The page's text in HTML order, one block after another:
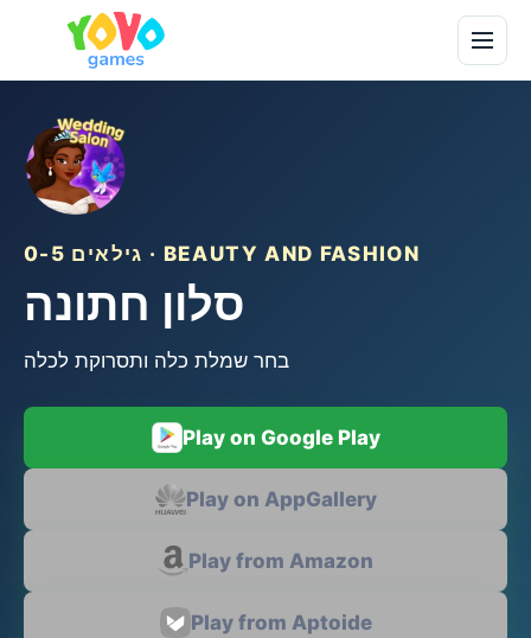
גילאים 0-5 · BEAUTY AND FASHION
סלון חתונה
בחר שמלת כלה ותסרוקת לכלה
Play on Google Play
Play on AppGallery
Play from Amazon
Play from Aptoide